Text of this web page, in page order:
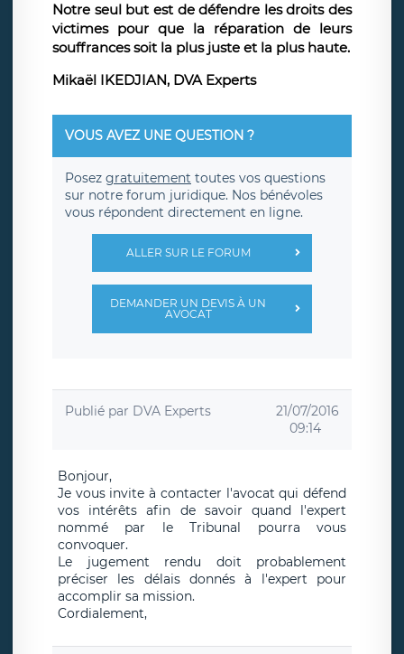
Notre seul but est de défendre les droits des
victimes pour que la réparation de leurs
souffrances soit la plus juste et la plus haute.
Mikaël IKEDJIAN, DVA Experts
VOUS AVEZ UNE QUESTION ?
Posez gratuitement toutes vos questions
sur notre forum juridique. Nos bénévoles
vous répondent directement en ligne.
ALLER SUR LE FORUM
DEMANDER UN DEVIS À UN
AVOCAT
Publié par DVA Experts
21/07/2016
09:14
Bonjour,
Je vous invite à contacter l'avocat qui défend
vos intérêts afin de savoir quand l'expert
nommé par le Tribunal pourra vous
convoquer.
Le jugement rendu doit probablement
préciser les délais donnés à l'expert pour
accomplir sa mission.
Cordialement,